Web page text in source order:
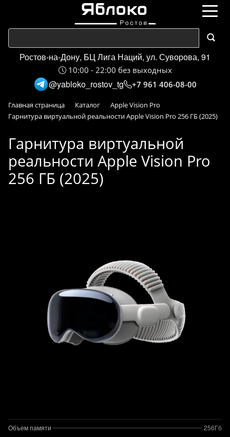
Ростов-на-Дону, БЦ Лига Наций, ул. Суворова, 91
10:00 - 22:00 без выходных
@yabloko_rostov_tg +7 961 406-08-00
Главная страница Каталог
Apple Vision Pro
Гарнитура виртуальной реальности Apple Vision Pro 256 ГБ (2025)
Гарнитура виртуальной
реальности Apple Vision Pro
256 ГБ (2025)
Объем памяти 256Гб